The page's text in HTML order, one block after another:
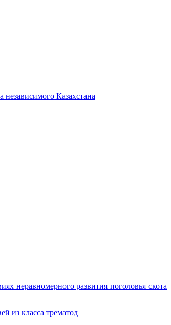
независимого Казахстана
неравномерного развития поголовья скота
из класса трематод